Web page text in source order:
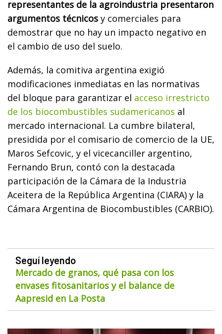
representantes de la agroindustria presentaron
argumentos técnicos y comerciales para
demostrar que no hay un impacto negativo en
el cambio de uso del suelo.
Además, la comitiva argentina exigió
modificaciones inmediatas en las normativas
del bloque para garantizar el acceso irrestricto
de los biocombustibles sudamericanos al
mercado internacional. La cumbre bilateral,
presidida por el comisario de comercio de la UE,
Maros Sefcovic, y el vicecanciller argentino,
Fernando Brun, contó con la destacada
participación de la Cámara de la Industria
Aceitera de la República Argentina (CIARA) y la
Cámara Argentina de Biocombustibles (CARBIO).
Seguí leyendo
Mercado de granos, qué pasa con los
envases fitosanitarios y el balance de
Aapresid en La Posta